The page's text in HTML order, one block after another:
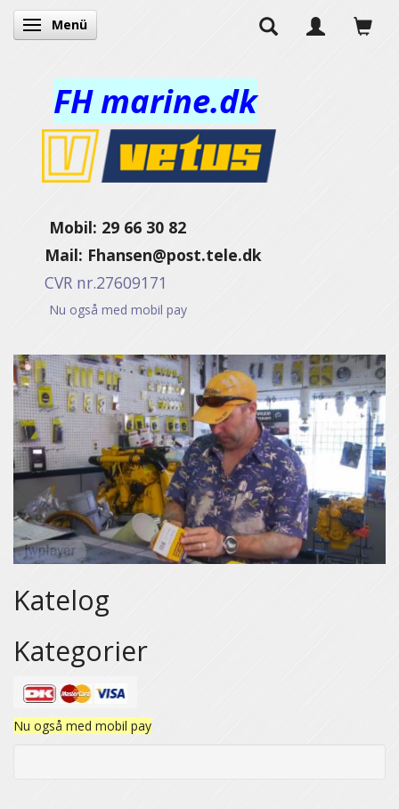
Anzeige ändern
Menü
FH marine.dk
Mobil: 29 66 30 82
Mail: Fhansen@post.tele.dk
CVR nr.27609171
Nu også med mobil pay
Katelog
Kategorier
Nu også med mobil pay